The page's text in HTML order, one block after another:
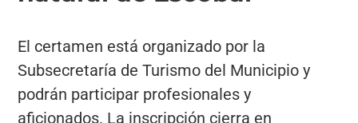
El certamen está organizado por la
Subsecretaría de Turismo del Municipio y
podrán participar profesionales y
aficionados. La inscripción cierra en